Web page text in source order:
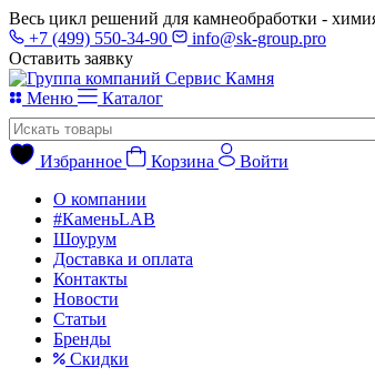
Весь цикл решений для камнеобработки -
+7 (499) 550-34-90
info@sk-group.pro
Оставить заявку
Меню Каталог
Избранное Корзина
Войти
О компании
#КаменьLAB
Шоурум
Доставка и оплата
Контакты
Новости
Статьи
Бренды
Скидки